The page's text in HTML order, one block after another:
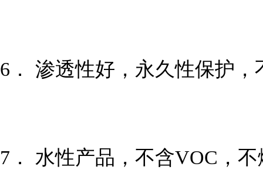
6． 渗透性好，永久性保护，
7． 水性产品，不含VOC，